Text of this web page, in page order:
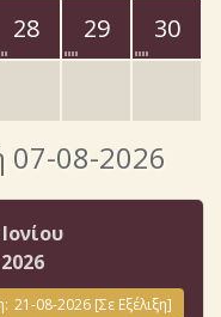
28 29
30
07-08-2026
21-08-2026 [Σε Εξέλιξη]